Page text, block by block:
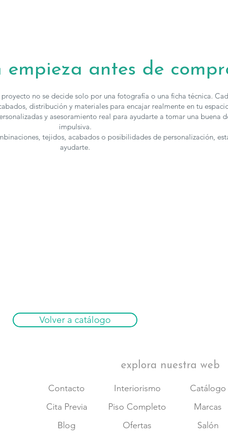
empieza antes de
no se decide solo por una fotografía o una ficha técnica.
distribución y materiales para encajar realmente en tu
y asesoramiento real para ayudarte a tomar una buena
impulsiva.
tejidos, acabados o posibilidades de personalización,
ayudarte.
Volver a catálogo
Contacto
Cita Previa
Blog
Interiorismo
Piso Completo
Ofertas
Catálogo
Marcas
Salón
explora nuestra web